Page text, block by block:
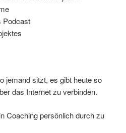
Podcast
jemand sitzt, es gibt heute so
das Internet zu verbinden.
Coaching persönlich durch zu